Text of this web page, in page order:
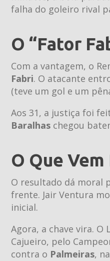
falha do goleiro rival
O “Fator
Com a vantagem, o
Fabri. O atacante
(teve um gol e um
Aos 31, a justiça foi
Baralhas chegou
O Que
O resultado dá moral
frente. Jair Ventura
inicial.
Agora, a chave vira. O
Cajueiro, pelo
contra o Palmeiras,